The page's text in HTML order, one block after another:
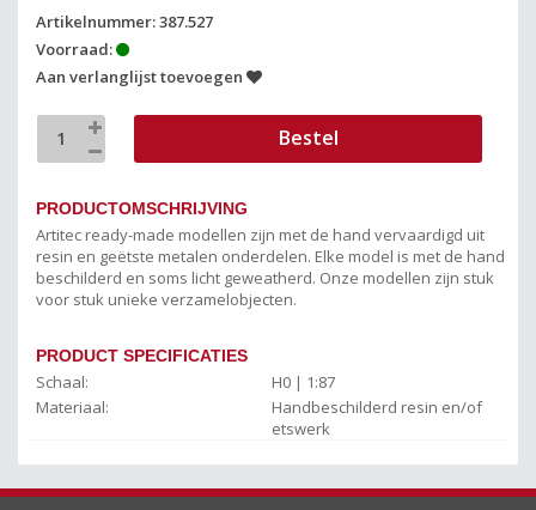
Artikelnummer: 387.527
Voorraad:
Aan verlanglijst toevoegen
Bestel
PRODUCTOMSCHRIJVING
Artitec ready-made modellen zijn met de hand vervaardigd uit
resin en geëtste metalen onderdelen. Elke model is met de hand
beschilderd en soms licht geweatherd. Onze modellen zijn stuk
voor stuk unieke verzamelobjecten.
PRODUCT SPECIFICATIES
Schaal:
H0 | 1:87
Materiaal:
Handbeschilderd resin en/of
etswerk